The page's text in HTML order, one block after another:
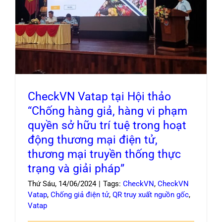
hàng vi phạm quyền sở hữu trí tuệ trong hoạt
động thương mại điện tử, thương mại truyền
thống thực trạng và giải pháp”
CheckVN Vatap tại Hội thảo
“Chống hàng giả, hàng vi phạm
quyền sở hữu trí tuệ trong hoạt
động thương mại điện tử,
thương mại truyền thống thực
trạng và giải pháp”
Thứ Sáu, 14/06/2024 | Tags: CheckVN, CheckVN
Vatap, Chống giả điện tử, QR truy xuất nguồn gốc,
Vatap